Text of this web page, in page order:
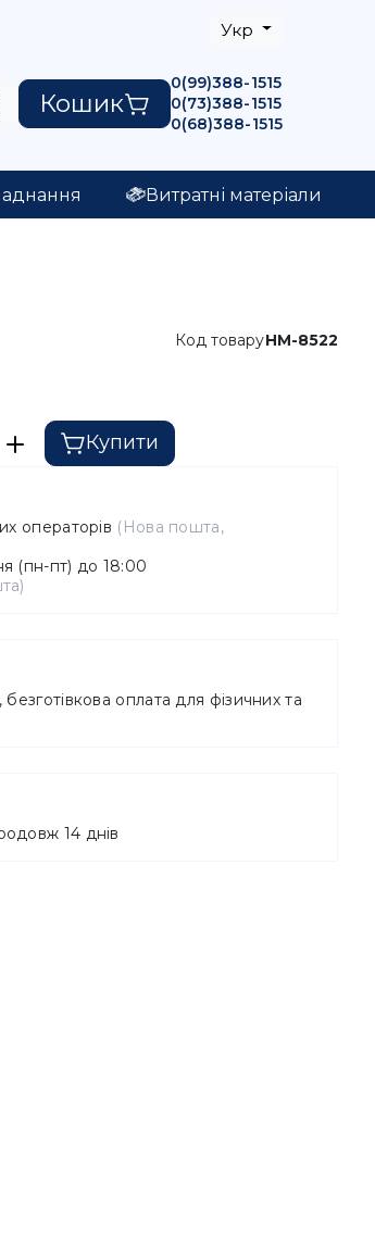
Укр
Кошик
0(99)388-1515
0(73)388-1515
0(68)388-1515
Витратні матеріали
Код товаруHM-8522
Купити
операторів (Нова пошта,
(пн-пт) до 18:00
оплата для фізичних та
14 днів